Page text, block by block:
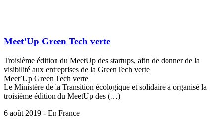
Meet’Up Green Tech verte
Troisième édition du MeetUp des startups, afin de donner de la
visibilité aux entreprises de la GreenTech verte
Meet’Up Green Tech verte
Le Ministère de la Transition écologique et solidaire a organisé la
troisième édition du MeetUp des (…)
6 août 2019 - En France